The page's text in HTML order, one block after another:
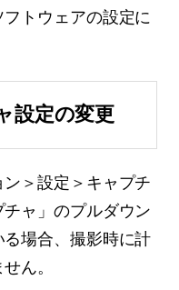
トウェアの設定に
設定の変更
ン＞設定＞キャプチ
ャ」のプルダウン
場合、撮影時に計
ん。